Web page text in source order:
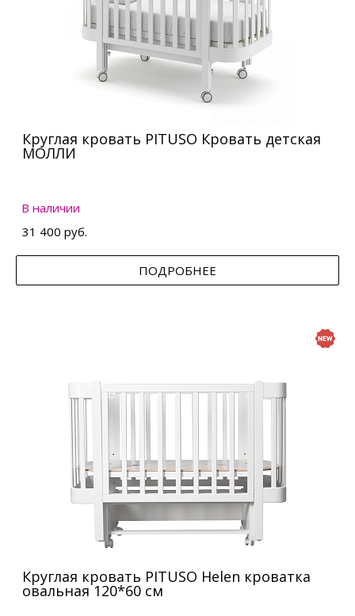
Круглая кровать PITUSO Кровать детская
МОЛЛИ
В наличии
31 400 руб.
ПОДРОБНЕЕ
Круглая кровать PITUSO Helen кроватка
овальная 120*60 см